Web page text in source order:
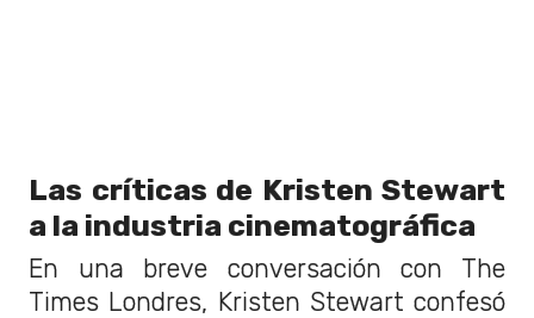
Las críticas de Kristen Stewart
a la industria cinematográfica
En una breve conversación con The
Times Londres, Kristen Stewart confesó